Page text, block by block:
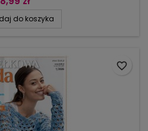
na szydełku, a spódniczka z
do koszyka
favorite_border